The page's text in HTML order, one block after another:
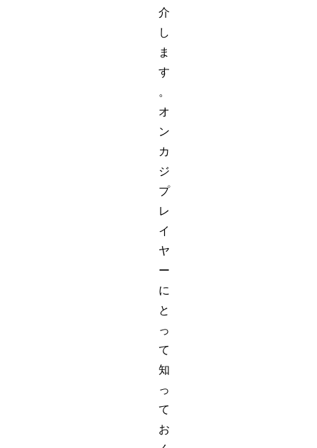
介
し
ま
す
。
オ
ン
カ
ジ
プ
レ
イ
ヤ
ー
に
と
っ
て
知
っ
て
お